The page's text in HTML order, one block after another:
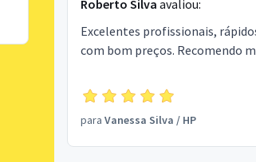
Roberto Silva avaliou:
Excelentes profissionais,
com bom preços. Recomendo
para Vanessa Silva / HP